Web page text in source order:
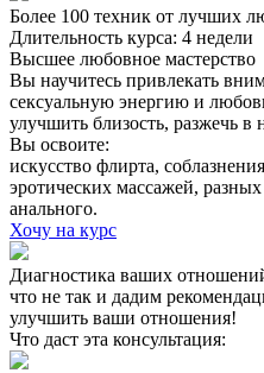
Более 100 техник от лучших
Длительность курса: 4 недели
Высшее любовное мастерство
Вы научитесь привлекать
сексуальную энергию и
улучшить близость, разжечь в
Вы освоите:
искусство флирта,
эротических массажей,
анального.
Хочу на курс
Диагностика ваших
что не так и дадим
улучшить ваши отношения!
Что даст эта консультация: